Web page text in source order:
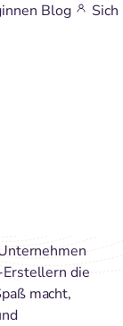
Blog
Sich
unsere
die
macht,